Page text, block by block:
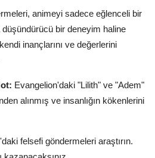
animeyi sadece eğlenceli bir
düşündürücü bir deneyim haline
inançlarını ve değerlerini
Evangelion'daki "Lilith" ve "Adem"
alınmış ve insanlığın kökenlerini
felsefi göndermeleri araştırın.